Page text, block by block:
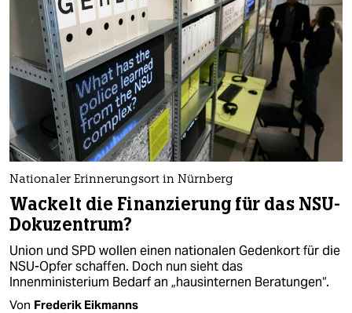
Nationaler Erinnerungsort in Nürnberg
Wackelt die Finanzierung für das NSU-
Dokuzentrum?
Union und SPD wollen einen nationalen Gedenkort für die
NSU-Opfer schaffen. Doch nun sieht das
Innenministerium Bedarf an „hausinternen Beratungen“.
Von Frederik Eikmanns